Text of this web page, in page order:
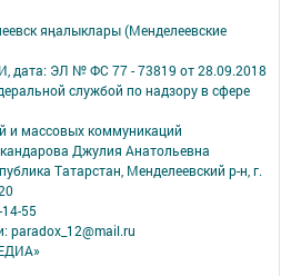
яӊалыклары (Менделеевские
дата: ЭЛ № ФС 77 - 73819 от 28.09.2018
службой по надзору в сфере
и массовых коммуникаций
Джулия Анатольевна
Татарстан, Менделеевский р-н, г.
55
paradox_12@mail.ru